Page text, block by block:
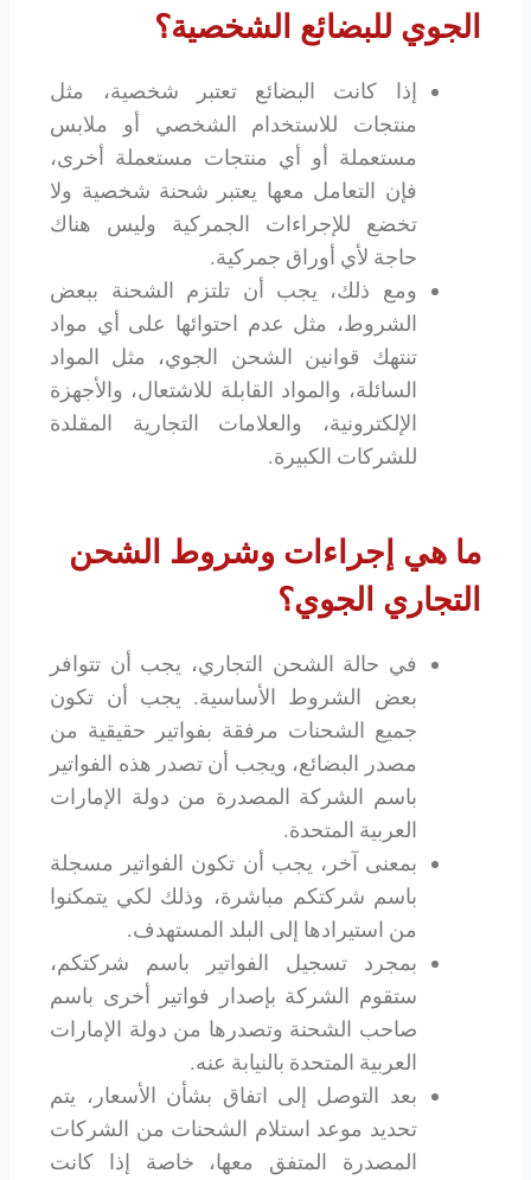
الجوي للبضائع الشخصية؟
إذا كانت البضائع تعتبر شخصية، مثل
منتجات للاستخدام الشخصي أو ملابس
مستعملة أو أي منتجات مستعملة أخرى،
فإن التعامل معها يعتبر شحنة شخصية ولا
تخضع للإجراءات الجمركية وليس هناك
حاجة لأي أوراق جمركية.
ومع ذلك، يجب أن تلتزم الشحنة ببعض
الشروط، مثل عدم احتوائها على أي مواد
تنتهك قوانين الشحن الجوي، مثل المواد
السائلة، والمواد القابلة للاشتعال، والأجهزة
الإلكترونية، والعلامات التجارية المقلدة
للشركات الكبيرة.
ما هي إجراءات وشروط الشحن
التجاري الجوي؟
في حالة الشحن التجاري، يجب أن تتوافر
بعض الشروط الأساسية. يجب أن تكون
جميع الشحنات مرفقة بفواتير حقيقية من
مصدر البضائع، ويجب أن تصدر هذه الفواتير
باسم الشركة المصدرة من دولة الإمارات
العربية المتحدة.
بمعنى آخر، يجب أن تكون الفواتير مسجلة
باسم شركتكم مباشرة، وذلك لكي يتمكنوا
من استيرادها إلى البلد المستهدف.
بمجرد تسجيل الفواتير باسم شركتكم،
ستقوم الشركة بإصدار فواتير أخرى باسم
صاحب الشحنة وتصدرها من دولة الإمارات
العربية المتحدة بالنيابة عنه.
بعد التوصل إلى اتفاق بشأن الأسعار، يتم
تحديد موعد استلام الشحنات من الشركات
المصدرة المتفق معها، خاصة إذا كانت